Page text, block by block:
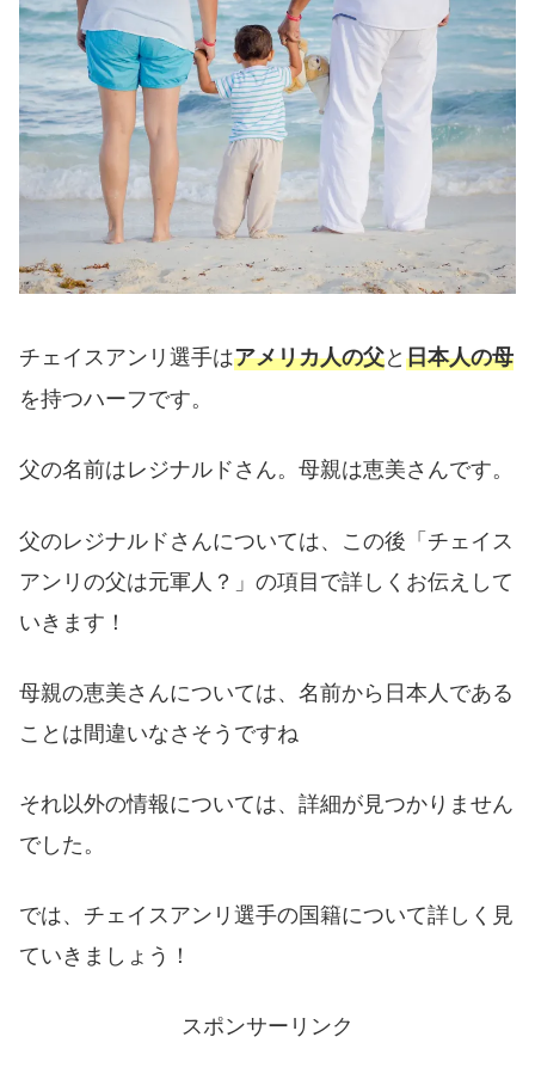
チェイスアンリ選手はアメリカ人の父と日本人の母
を持つハーフです。
父の名前はレジナルドさん。母親は恵美さんです。
父のレジナルドさんについては、この後「チェイス
アンリの父は元軍人？」の項目で詳しくお伝えして
いきます！
母親の恵美さんについては、名前から日本人である
ことは間違いなさそうですね
それ以外の情報については、詳細が見つかりません
でした。
では、チェイスアンリ選手の国籍について詳しく見
ていきましょう！
スポンサーリンク